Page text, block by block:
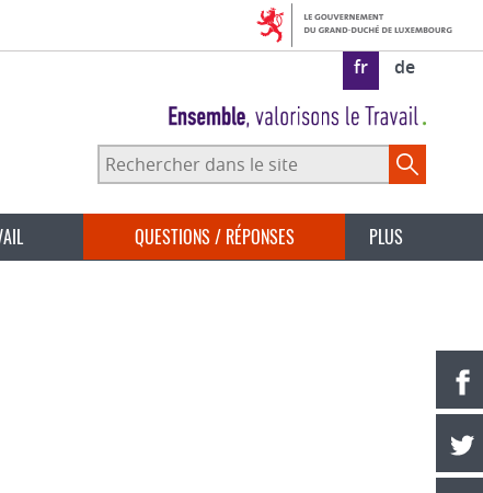
fr de
Rechercher
dans
QUESTIONS / RÉPONSES PLUS